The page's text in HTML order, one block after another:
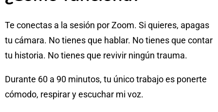
Te conectas a la sesión por Zoom. Si quieres, apagas
tu cámara. No tienes que hablar. No tienes que contar
tu historia. No tienes que revivir ningún trauma.
Durante 60 a 90 minutos, tu único trabajo es ponerte
cómodo, respirar y escuchar mi voz.